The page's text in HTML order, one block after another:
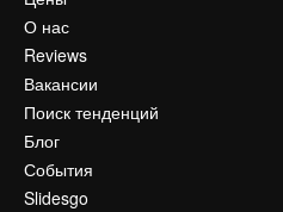
О нас
Reviews
Вакансии
Поиск тенденций
Блог
События
Slidesgo